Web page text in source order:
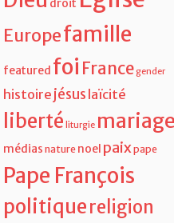
Europefamille
featured foi Francegender
histoire jésus laïcité
liberté liturgie
médias nature noel paixpape
Pape François
politiquereligion